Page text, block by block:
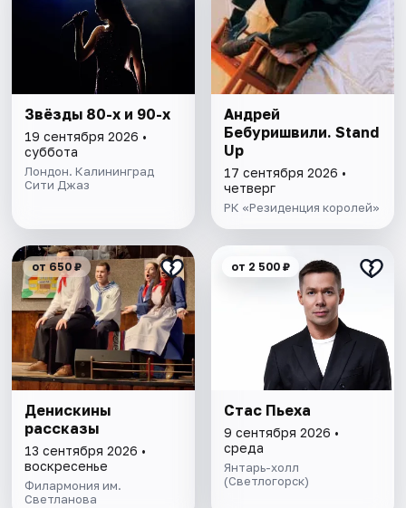
Звёзды 80-х и 90-х
19 сентября 2026 •
суббота
Лондон. Калининград
Сити Джаз
Андрей
Бебуришвили. Stand
Up
17 сентября 2026 •
четверг
РК «Резиденция королей»
от 650 ₽
Денискины
рассказы
13 сентября 2026 •
воскресенье
Филармония им.
Светланова
от 2 500 ₽
Стас Пьеха
9 сентября 2026 •
среда
Янтарь-холл
(Светлогорск)